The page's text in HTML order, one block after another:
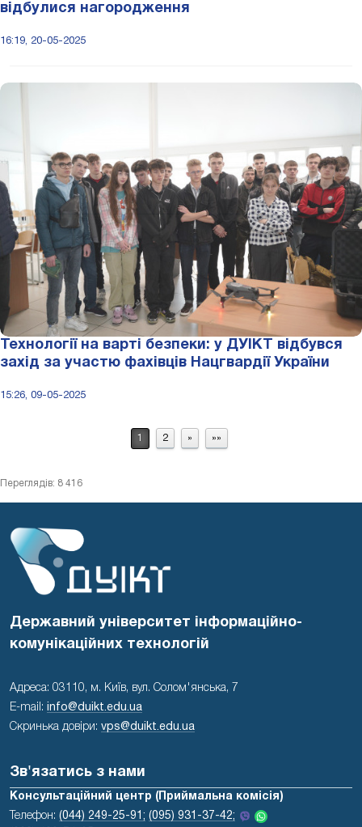
відбулися нагородження
16:19, 20-05-2025
Технології на варті безпеки: у ДУІКТ відбувся
захід за участю фахівців Нацгвардії України
15:26, 09-05-2025
1 2 » »»
Переглядів: 8 416
Державний університет інформаційно-
комунікаційних технологій
Адреса: 03110, м. Київ, вул. Солом'янська, 7
E-mail:
info@duikt.edu.ua
Скринька довіри: vps@duikt.edu.ua
Зв'язатись з нами
Консультаційний центр (Приймальна комісія)
Телефон: (044) 249-25-91; (095) 931-37-42;